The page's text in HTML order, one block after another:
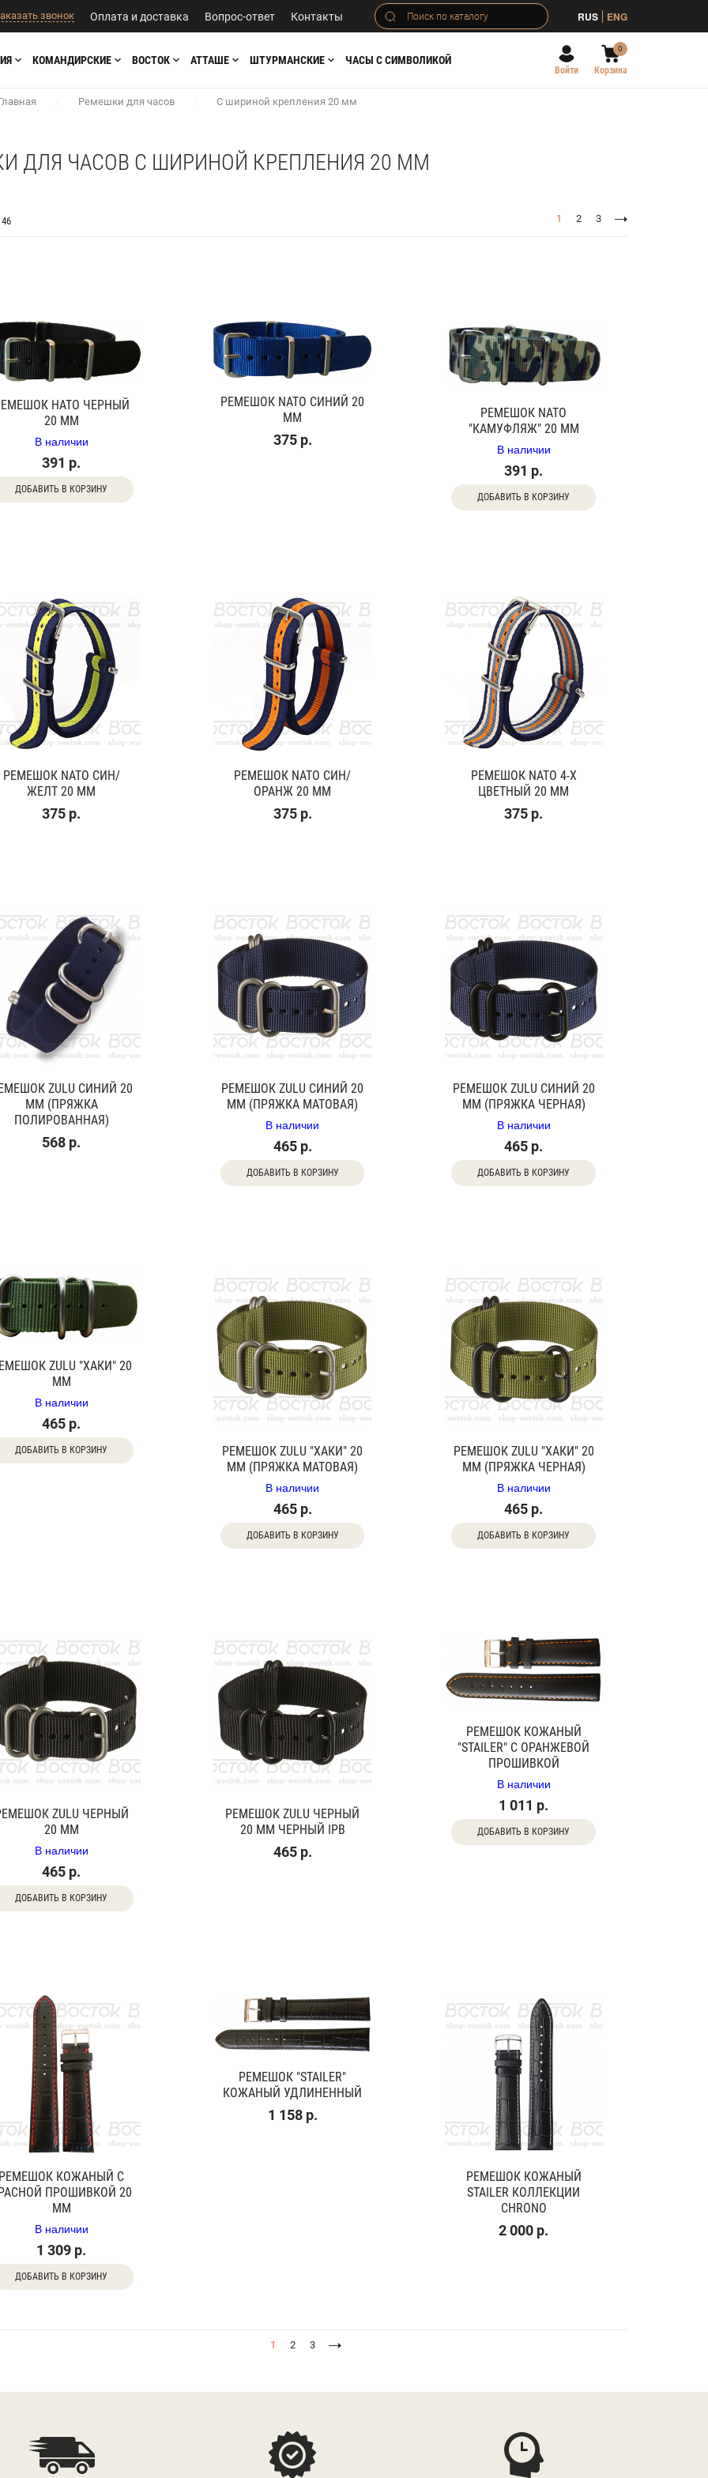
звонок Оплата и доставка Вопрос-ответ Контакты RUS ENG
КОМАНДИРСКИЕ ВОСТОК АТТАШЕ ШТУРМАНСКИЕ ЧАСЫ С СИМВОЛИКОЙ
Войти
0
Корзина
/ Ремешки для часов / С шириной крепления 20 мм
ДЛЯ ЧАСОВ С ШИРИНОЙ КРЕПЛЕНИЯ 20 ММ
1 2 3
НАТО ЧЕРНЫЙ
20 ММ
В наличии
391 р.
ДОБАВИТЬ В КОРЗИНУ
РЕМЕШОК NATO СИНИЙ 20
ММ
375 р.
РЕМЕШОК NATO
"КАМУФЛЯЖ" 20 ММ
В наличии
391 р.
ДОБАВИТЬ В КОРЗИНУ
РЕМЕШОК NATO СИН/
ЖЕЛТ 20 ММ
375 р.
РЕМЕШОК NATO СИН/
ОРАНЖ 20 ММ
375 р.
РЕМЕШОК NATO 4-Х
ЦВЕТНЫЙ 20 ММ
375 р.
ZULU СИНИЙ 20
ММ (ПРЯЖКА
ПОЛИРОВАННАЯ)
568 р.
РЕМЕШОК ZULU СИНИЙ 20
ММ (ПРЯЖКА МАТОВАЯ)
В наличии
465 р.
ДОБАВИТЬ В КОРЗИНУ
РЕМЕШОК ZULU СИНИЙ 20
ММ (ПРЯЖКА ЧЕРНАЯ)
В наличии
465 р.
ДОБАВИТЬ В КОРЗИНУ
ZULU "ХАКИ" 20
ММ
В наличии
465 р.
ДОБАВИТЬ В КОРЗИНУ
РЕМЕШОК ZULU "ХАКИ" 20
ММ (ПРЯЖКА МАТОВАЯ)
В наличии
465 р.
ДОБАВИТЬ В КОРЗИНУ
РЕМЕШОК ZULU "ХАКИ" 20
ММ (ПРЯЖКА ЧЕРНАЯ)
В наличии
465 р.
ДОБАВИТЬ В КОРЗИНУ
ZULU ЧЕРНЫЙ
20 ММ
В наличии
465 р.
ДОБАВИТЬ В КОРЗИНУ
РЕМЕШОК ZULU ЧЕРНЫЙ
20 ММ ЧЕРНЫЙ IPB
465 р.
РЕМЕШОК КОЖАНЫЙ
"STAILER" С ОРАНЖЕВОЙ
ПРОШИВКОЙ
В наличии
1 011 р.
ДОБАВИТЬ В КОРЗИНУ
КОЖАНЫЙ С
ПРОШИВКОЙ 20
ММ
В наличии
1 309 р.
ДОБАВИТЬ В КОРЗИНУ
РЕМЕШОК "STAILER"
КОЖАНЫЙ УДЛИНЕННЫЙ
1 158 р.
РЕМЕШОК КОЖАНЫЙ
STAILER КОЛЛЕКЦИИ
CHRONO
2 000 р.
1 2 3